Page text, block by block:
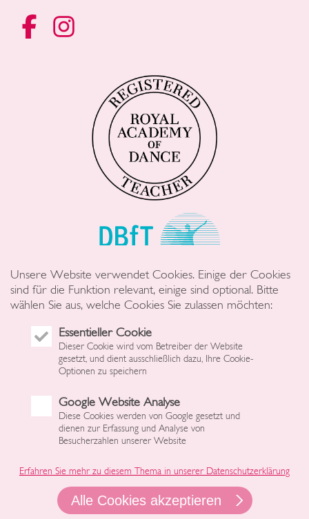
Unsere Website verwendet Cookies. Einige der Cookies
sind für die Funktion relevant, einige sind optional. Bitte
wählen Sie aus, welche Cookies Sie zulassen möchten:
Essentieller Cookie
Dieser Cookie wird vom Betreiber der Website
gesetzt, und dient ausschließlich dazu, Ihre Cookie-
Optionen zu speichern
Google Website Analyse
Diese Cookies werden von Google gesetzt und
dienen zur Erfassung und Analyse von
Besucherzahlen unserer Website
Erfahren Sie mehr zu diesem Thema in unserer Datenschutzerklärung
Alle Cookies akzeptieren